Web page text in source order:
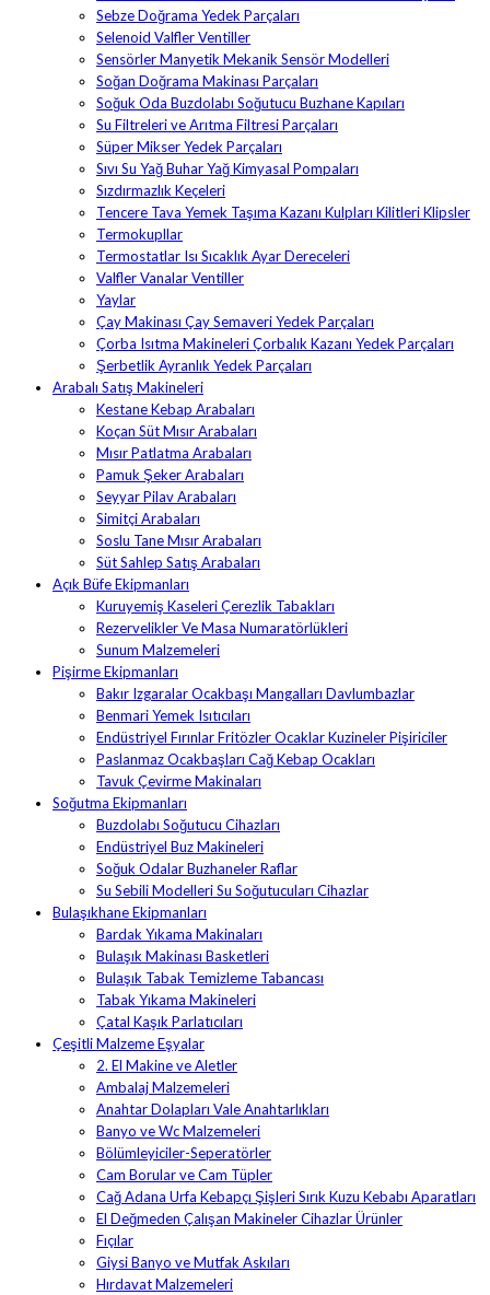
Sebze Doğrama Yedek Parçaları
Selenoid Valfler Ventiller
Sensörler Manyetik Mekanik Sensör Modelleri
Soğan Doğrama Makinası Parçaları
Soğuk Oda Buzdolabı Soğutucu Buzhane Kapıları
Su Filtreleri ve Arıtma Filtresi Parçaları
Süper Mikser Yedek Parçaları
Sıvı Su Yağ Buhar Yağ Kimyasal Pompaları
Sızdırmazlık Keçeleri
Tencere Tava Yemek Taşıma Kazanı Kulpları Kilitleri Klipsler
Termokupllar
Termostatlar Isı Sıcaklık Ayar Dereceleri
Valfler Vanalar Ventiller
Yaylar
Çay Makinası Çay Semaveri Yedek Parçaları
Çorba Isıtma Makineleri Çorbalık Kazanı Yedek Parçaları
Şerbetlik Ayranlık Yedek Parçaları
Arabalı Satış Makineleri
Kestane Kebap Arabaları
Koçan Süt Mısır Arabaları
Mısır Patlatma Arabaları
Pamuk Şeker Arabaları
Seyyar Pilav Arabaları
Simitçi Arabaları
Soslu Tane Mısır Arabaları
Süt Sahlep Satış Arabaları
Açık Büfe Ekipmanları
Kuruyemiş Kaseleri Çerezlik Tabakları
Rezervelikler Ve Masa Numaratörlükleri
Sunum Malzemeleri
Pişirme Ekipmanları
Bakır Izgaralar Ocakbaşı Mangalları Davlumbazlar
Benmari Yemek Isıtıcıları
Endüstriyel Fırınlar Fritözler Ocaklar Kuzineler Pişiriciler
Paslanmaz Ocakbaşları Cağ Kebap Ocakları
Tavuk Çevirme Makinaları
Soğutma Ekipmanları
Buzdolabı Soğutucu Cihazları
Endüstriyel Buz Makineleri
Soğuk Odalar Buzhaneler Raflar
Su Sebili Modelleri Su Soğutucuları Cihazlar
Bulaşıkhane Ekipmanları
Bardak Yıkama Makinaları
Bulaşık Makinası Basketleri
Bulaşık Tabak Temizleme Tabancası
Tabak Yıkama Makineleri
Çatal Kaşık Parlatıcıları
Çeşitli Malzeme Eşyalar
2. El Makine ve Aletler
Ambalaj Malzemeleri
Anahtar Dolapları Vale Anahtarlıkları
Banyo ve Wc Malzemeleri
Bölümleyiciler-Seperatörler
Cam Borular ve Cam Tüpler
Cağ Adana Urfa Kebapçı Şişleri Sırık Kuzu Kebabı Aparatları
El Değmeden Çalışan Makineler Cihazlar Ürünler
Fıçılar
Giysi Banyo ve Mutfak Askıları
Hırdavat Malzemeleri